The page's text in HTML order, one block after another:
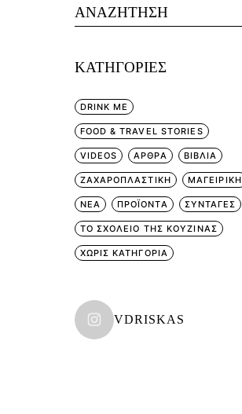
Search
for:
KΑΤΗΓΟΡΊΕΣ
DRINK ME
FOOD & TRAVEL STORIES
VIDEOS ΑΡΘΡΑ ΒΙΒΛΙΑ
ΖΑΧΑΡΟΠΛΑΣΤΙΚΗ ΜΑΓΕΙΡΙΚΗ
ΝΕΑ ΠΡΟΪΟΝΤΑ ΣΥΝΤΑΓΕΣ
ΤΟ ΣΧΟΛΕΙΟ ΤΗΣ ΚΟΥΖΙΝΑΣ
ΧΩΡΊΣ ΚΑΤΗΓΟΡΊΑ
VDRISKAS